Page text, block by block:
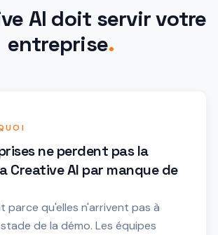
AI doit servir votre
entreprise.
ne perdent pas la
Creative AI par manque de
parce qu'elles n'arrivent pas à
de la démo. Les équipes